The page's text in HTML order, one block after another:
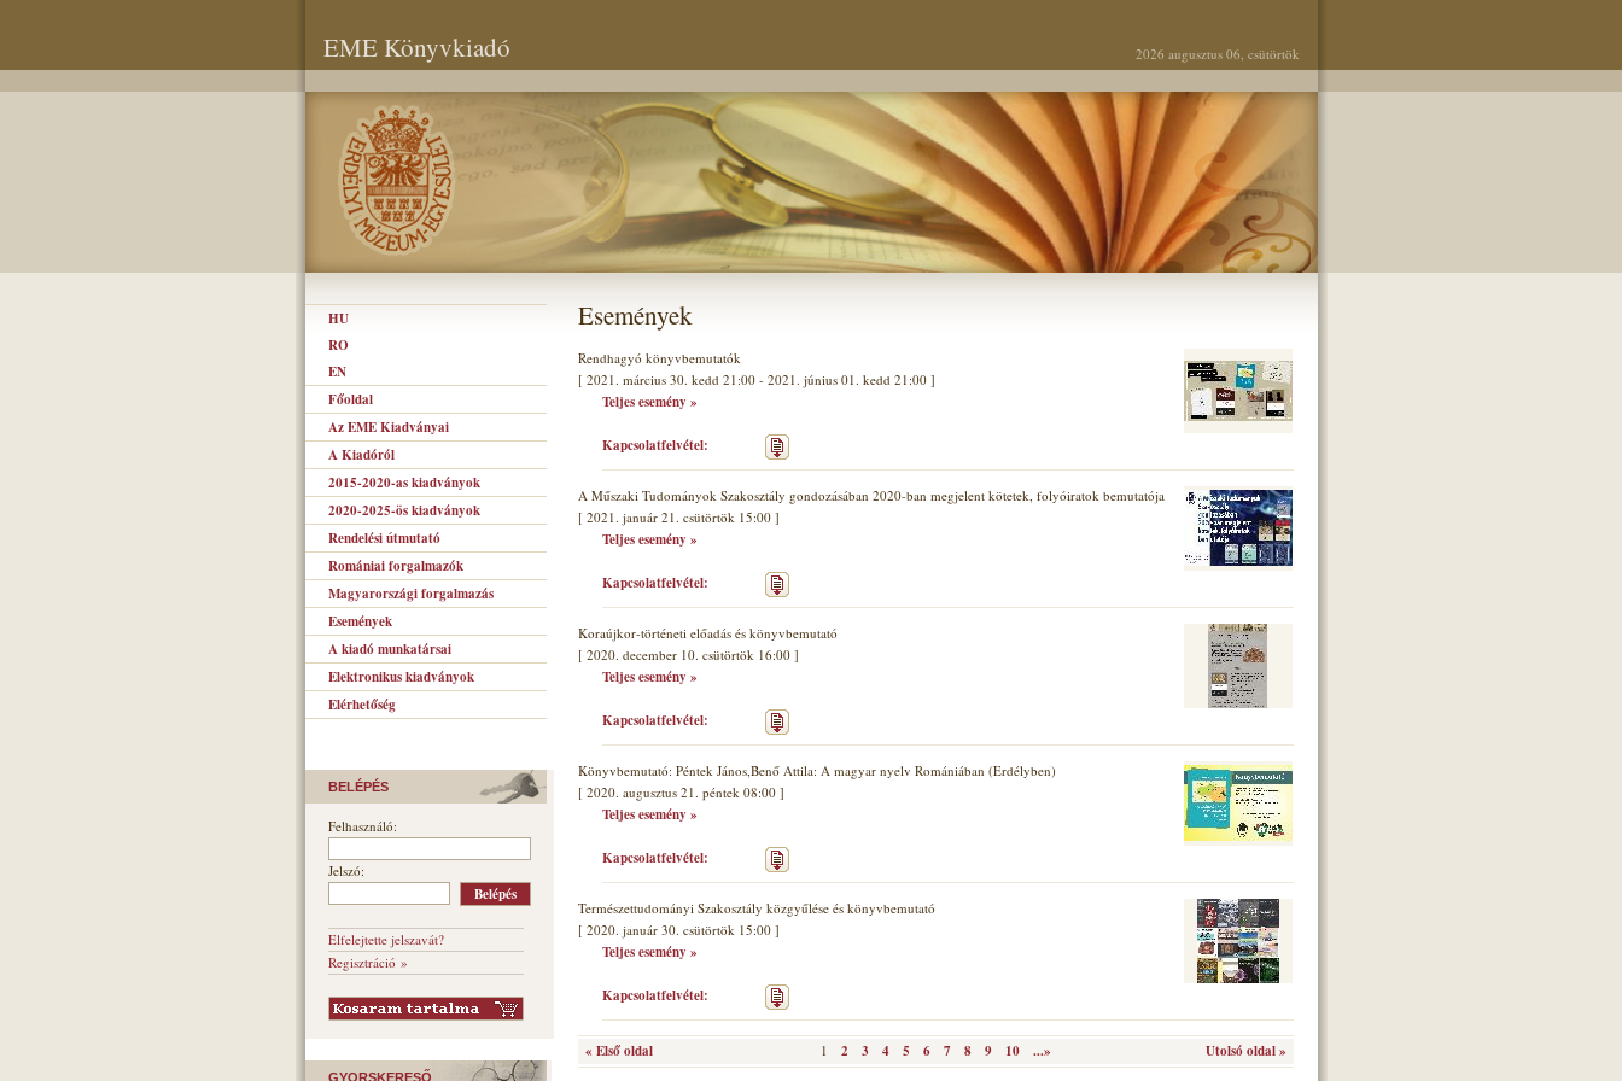
EME Könyvkiadó 2026 augusztus 06, csütörtök
HU
RO
EN
Főoldal
Az EME Kiadványai
A Kiadóról
2015-2020-as kiadványok
2020-2025-ös kiadványok
Rendelési útmutató
Romániai forgalmazók
Magyarországi forgalmazás
Események
A kiadó munkatársai
Elektronikus kiadványok
Elérhetőség
BELÉPÉS
Felhasználó:
Jelszó:
Elfelejtette jelszavát?
Regisztráció »
GYORSKERESŐ
Események
Rendhagyó könyvbemutatók
[ 2021. március 30. kedd 21:00 - 2021. június 01. kedd 21:00 ]
Teljes esemény »
Kapcsolatfelvétel:
A Műszaki Tudományok Szakosztály gondozásában 2020-ban megjelent kötetek, folyóiratok bemutatója
[ 2021. január 21. csütörtök 15:00 ]
Teljes esemény »
Kapcsolatfelvétel:
Koraújkor-történeti előadás és könyvbemutató
[ 2020. december 10. csütörtök 16:00 ]
Teljes esemény »
Kapcsolatfelvétel:
Könyvbemutató: Péntek János,Benő Attila: A magyar nyelv Romániában (Erdélyben)
[ 2020. augusztus 21. péntek 08:00 ]
Teljes esemény »
Kapcsolatfelvétel:
Természettudományi Szakosztály közgyűlése és könyvbemutató
[ 2020. január 30. csütörtök 15:00 ]
Teljes esemény »
Kapcsolatfelvétel:
« Első oldal 1 2 3 4 5 6 7 8 9 10 ...» Utolsó oldal »